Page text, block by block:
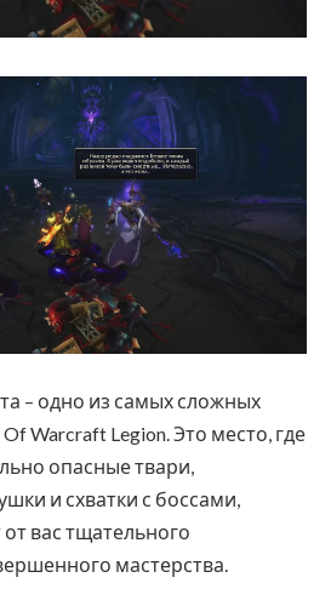
– одно из самых сложных
Warcraft Legion. Это место, где
опасные твари,
и схватки с боссами,
вас тщательного
мастерства.